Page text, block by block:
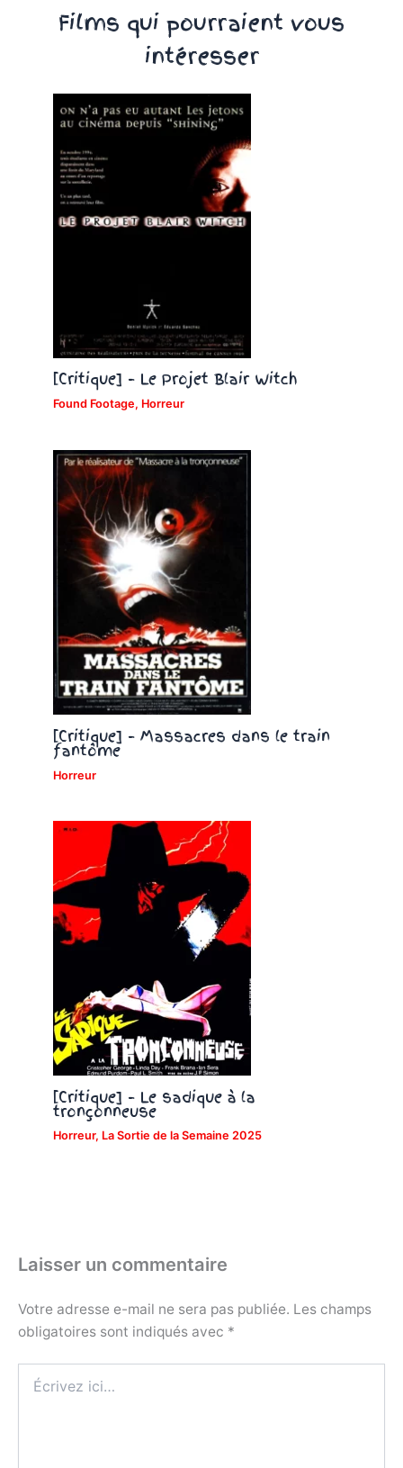
Films qui pourraient vous
intéresser
[Critique] – Le Projet Blair Witch
Found Footage, Horreur
[Critique] – Massacres dans le train
fantôme
Horreur
[Critique] – Le sadique à la
tronçonneuse
Horreur, La Sortie de la Semaine 2025
Laisser un commentaire
Votre adresse e-mail ne sera pas publiée. Les champs
obligatoires sont indiqués avec *
ici…